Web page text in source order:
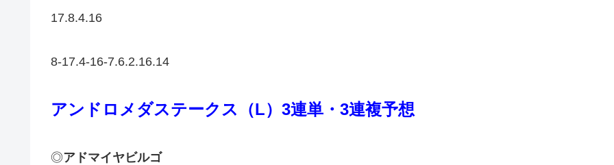
17.8.4.16
8-17.4-16-7.6.2.16.14
アンドロメダステークス（L） 3連単・3連複予想
◎アドマイヤビルゴ